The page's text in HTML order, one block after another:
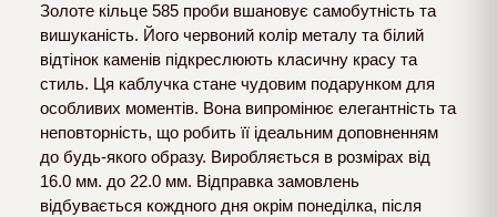
Золоте кільце 585 проби вшановує самобутність та
вишуканість. Його червоний колір металу та білий
відтінок каменів підкреслюють класичну красу та
стиль. Ця каблучка стане чудовим подарунком для
особливих моментів. Вона випромінює елегантність та
неповторність, що робить її ідеальним доповненням
до будь-якого образу. Виробляється в розмірах від
16.0 мм. до 22.0 мм. Відправка замовлень
відбувається кождного дня окрім понеділка, після